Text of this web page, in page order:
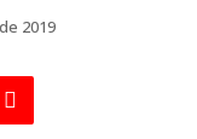
2019